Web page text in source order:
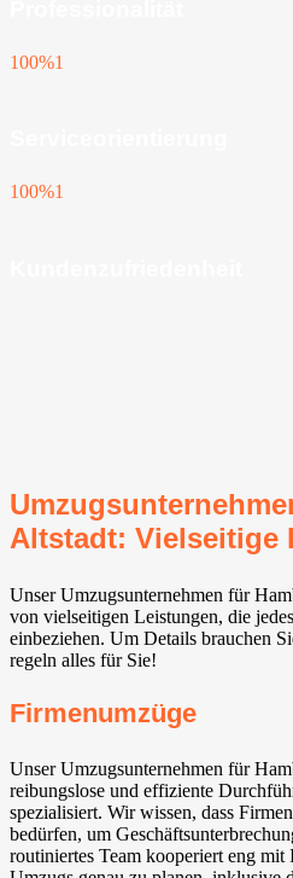
100%1
100%1
Altstadt: Vielseitige
Unser Umzugsunternehmen für
von vielseitigen Leistungen, die
einbeziehen. Um Details brauchen
regeln alles für Sie!
Firmenumzüge
Unser Umzugsunternehmen für
reibungslose und effiziente
spezialisiert. Wir wissen, dass
bedürfen, um
routiniertes Team kooperiert eng